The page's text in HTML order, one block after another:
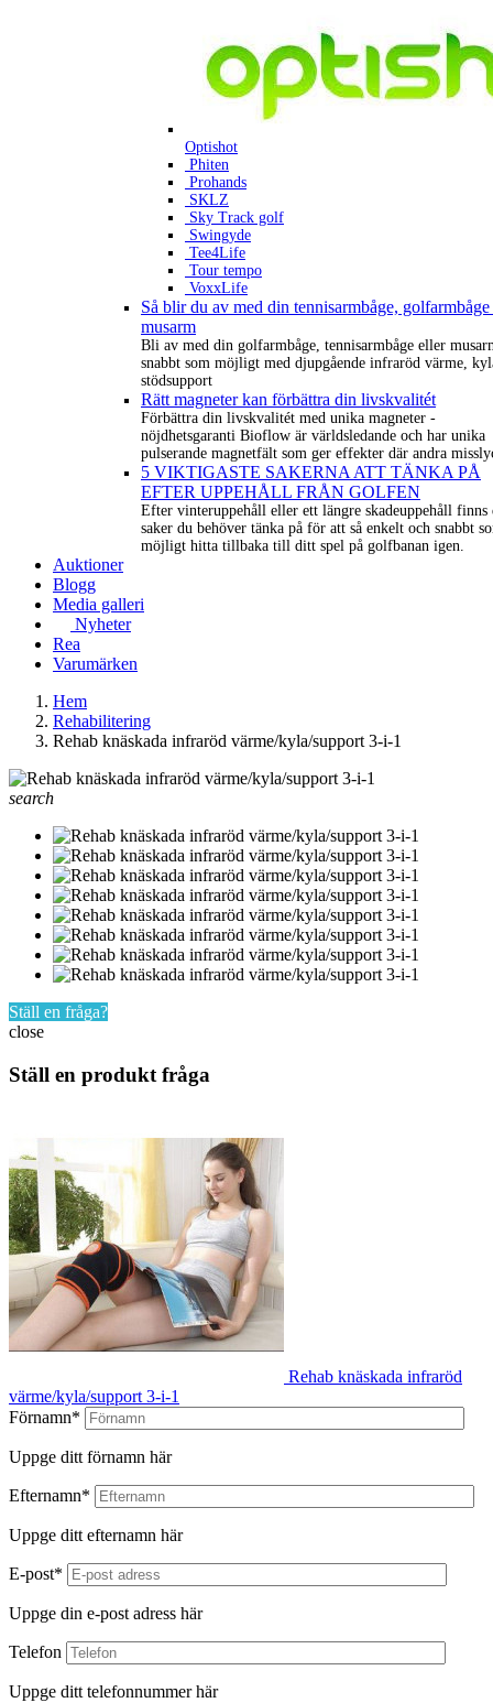
Optishot
Phiten
Prohands
SKLZ
Sky Track golf
Swingyde
Tee4Life
Tour tempo
VoxxLife
Så blir du av med din tennisarmbåge,
musarm
Bli av med din golfarmbåge, tennisarmbåge eller
snabbt som möjligt med djupgående infraröd värme,
stödsupport
Rätt magneter kan förbättra din livskvalitét
Förbättra din livskvalitét med unika magneter -
nöjdhetsgaranti Bioflow är världsledande och har unika
pulserande magnetfält som ger effekter där andra
5 VIKTIGASTE SAKERNA ATT TÄNKA PÅ
EFTER UPPEHÅLL FRÅN GOLFEN
Efter vinteruppehåll eller ett längre skadeuppehåll finns
saker du behöver tänka på för att så enkelt och snabbt
möjligt hitta tillbaka till ditt spel på golfbanan igen.
Auktioner
Blogg
Media galleri
Nyheter
Rea
Varumärken
Hem
Rehabilitering
Rehab knäskada infraröd värme/kyla/support 3-i-1
search
Ställ en fråga?
close
Ställ en produkt fråga
Rehab knäskada infraröd
värme/kyla/support 3-i-1
Förnamn*
Uppge ditt förnamn här
Efternamn*
Uppge ditt efternamn här
E-post*
Uppge din e-post adress här
Telefon
Uppge ditt telefonnummer här